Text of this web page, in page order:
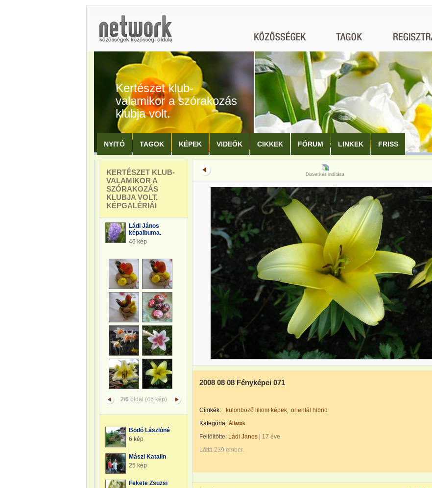
Kertészet klub-
valamikor a szórakozás
klubja volt.
NYITÓ TAGOK KÉPEK VIDEÓK CIKKEK FÓRUM LINKEK FRISS
KERTÉSZET KLUB-
VALAMIKOR A
SZÓRAKOZÁS
KLUBJA VOLT.
KÉPGALÉRIÁI
Ládi János
képalbuma.
46 kép
2/6 oldal (46 kép)
Bodó Lászlóné
6 kép
Mászi Katalin
25 kép
Fekete Zsuzsi
Diavetítés indítása
2008 08 08 Fényképei 071
Címkék: különböző liliom képek orientál hibrid
Kategória: Állatok
Feltöltötte: Ládi János
17 éve
Látta 239 ember.